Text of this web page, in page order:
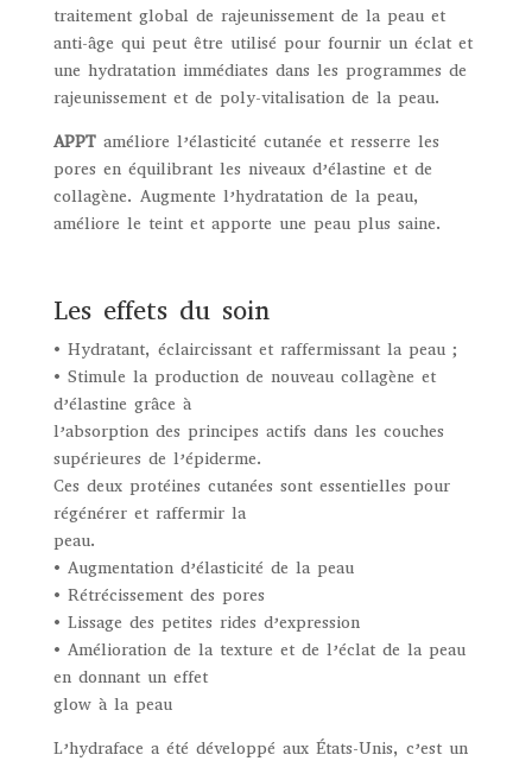
traitement global de rajeunissement de la peau et
anti-âge qui peut être utilisé pour fournir un éclat et
une hydratation immédiates dans les programmes de
rajeunissement et de poly-vitalisation de la peau.
APPT améliore l’élasticité cutanée et resserre les
pores en équilibrant les niveaux d’élastine et de
collagène. Augmente l’hydratation de la peau,
améliore le teint et apporte une peau plus saine.
Les effets du soin
• Hydratant, éclaircissant et raffermissant la peau ;
• Stimule la production de nouveau collagène et
d’élastine grâce à
l’absorption des principes actifs dans les couches
supérieures de l’épiderme.
Ces deux protéines cutanées sont essentielles pour
régénérer et raffermir la
peau.
• Augmentation d’élasticité de la peau
• Rétrécissement des pores
• Lissage des petites rides d’expression
• Amélioration de la texture et de l’éclat de la peau
en donnant un effet
glow à la peau
L’hydraface a été développé aux États-Unis, c’est un